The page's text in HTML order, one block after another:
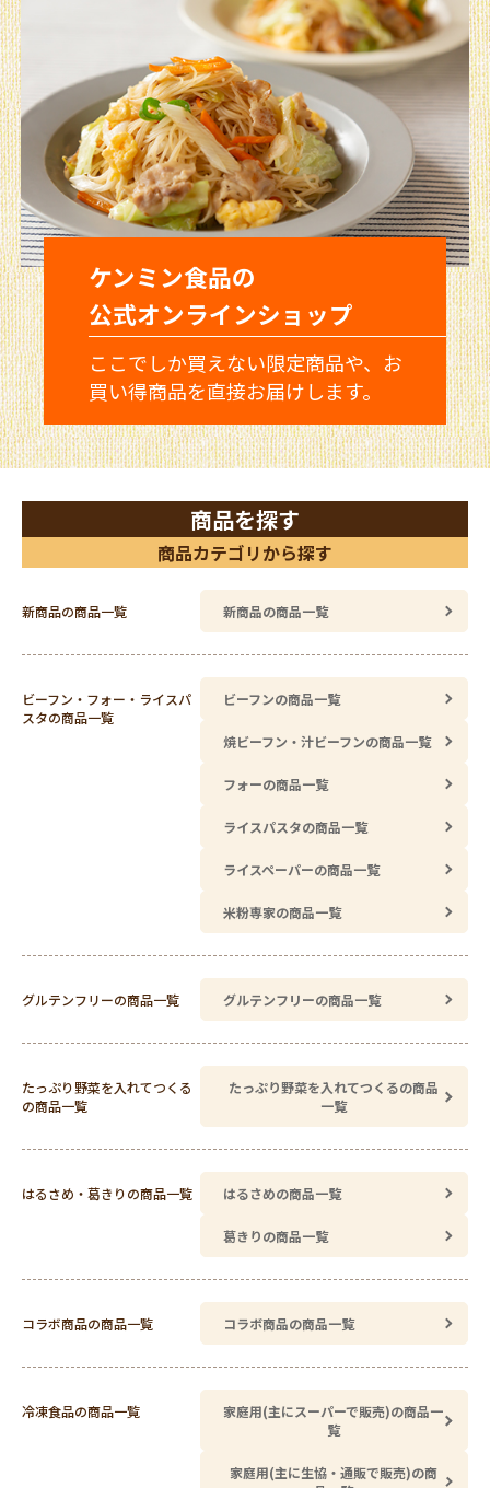
ケンミン食品の
公式オンラインショップ
ここでしか買えない限定商品や、お
買い得商品を直接お届けします。
商品を探す
商品カテゴリから探す
新商品の商品一覧 新商品の商品一覧
ビーフン・フォー・ライスパ
スタの商品一覧
ビーフンの商品一覧
焼ビーフン・汁ビーフンの商品一覧
フォーの商品一覧
ライスパスタの商品一覧
ライスペーパーの商品一覧
米粉専家の商品一覧
グルテンフリーの商品一覧 グルテンフリーの商品一覧
たっぷり野菜を入れてつくる
の商品一覧
たっぷり野菜を入れてつくるの商品
一覧
はるさめ・葛きりの商品一覧 はるさめの商品一覧
葛きりの商品一覧
コラボ商品の商品一覧 コラボ商品の商品一覧
冷凍食品の商品一覧
家庭用(主にスーパーで販売)の商品一
覧
家庭用(主に生協・通販で販売)の商